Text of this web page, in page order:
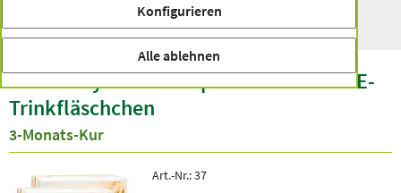
innerhalb Deutschlands
Gelee-Royal + Blütenpollen + Vitamin-E-
Trinkfläschchen
3-Monats-Kur
Art.-Nr.:37
Konfigurieren
Alle ablehnen